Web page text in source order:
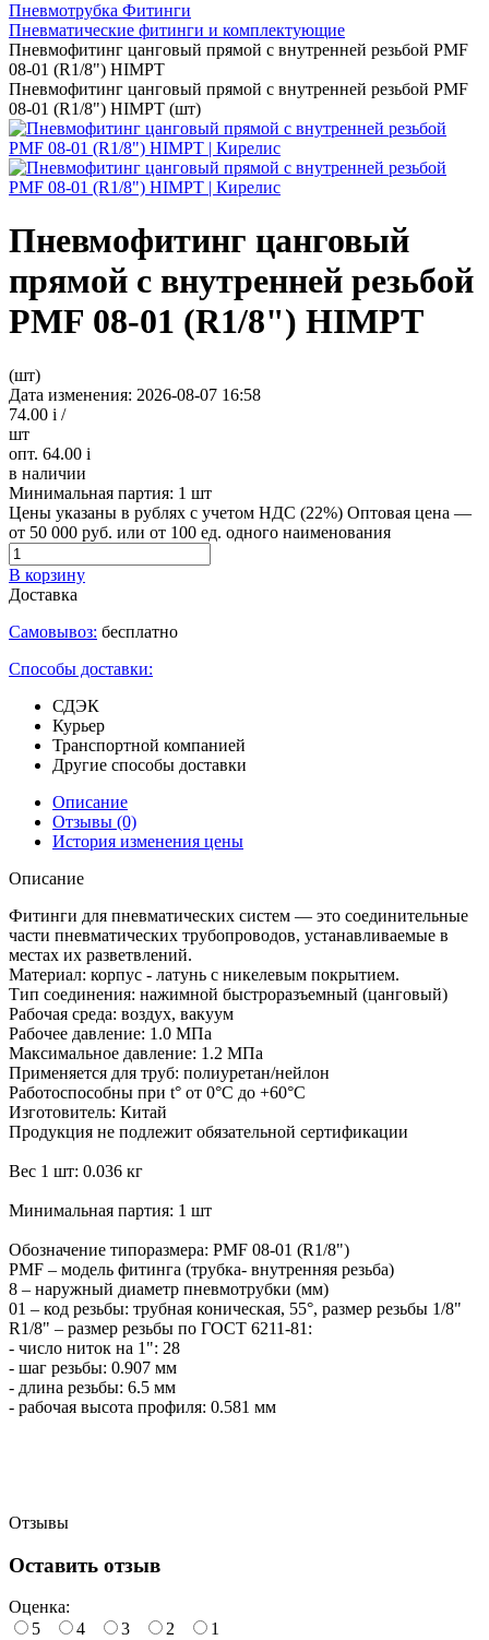
Пневмотрубка Фитинги
Пневматические фитинги и комплектующие
Пневмофитинг цанговый прямой с внутренней резьбой PMF
08-01 (R1/8") HIMPT
Пневмофитинг цанговый прямой с внутренней резьбой PMF
08-01 (R1/8") HIMPT (шт)
Пневмофитинг цанговый
прямой с внутренней резьбой
PMF 08-01 (R1/8") HIMPT
(шт)
Дата изменения: 2026-08-07 16:58
74.00 i /
шт
опт. 64.00 i
в наличии
Минимальная партия: 1 шт
Цены указаны в рублях с учетом НДС (22%) Оптовая цена —
от 50 000 руб. или от 100 ед. одного наименования
В корзину
Доставка
Самовывоз: бесплатно
Способы доставки:
СДЭК
Курьер
Транспортной компанией
Другие способы доставки
Описание
Отзывы (0)
История изменения цены
Описание
Фитинги для пневматических систем — это соединительные
части пневматических трубопроводов, устанавливаемые в
местах их разветвлений.
Материал: корпус - латунь с никелевым покрытием.
Тип соединения: нажимной быстроразъемный (цанговый)
Рабочая среда: воздух, вакуум
Рабочее давление: 1.0 МПа
Максимальное давление: 1.2 МПа
Применяется для труб: полиуретан/нейлон
Работоспособны при t° от 0°С до +60°С
Изготовитель: Китай
Продукция не подлежит обязательной сертификации
Вес 1 шт: 0.036 кг
Минимальная партия: 1 шт
Обозначение типоразмера: PMF 08-01 (R1/8")
PMF – модель фитинга (трубка- внутренняя резьба)
8 – наружный диаметр пневмотрубки (мм)
01 – код резьбы: трубная коническая, 55°, размер резьбы 1/8"
R1/8" – размер резьбы по ГОСТ 6211-81:
- число ниток на 1": 28
- шаг резьбы: 0.907 мм
- длина резьбы: 6.5 мм
- рабочая высота профиля: 0.581 мм
Отзывы
Оставить отзыв
Оценка:
5
4 3 2
1